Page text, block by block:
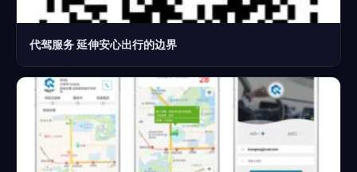
代驾服务 延伸安心出行的边界